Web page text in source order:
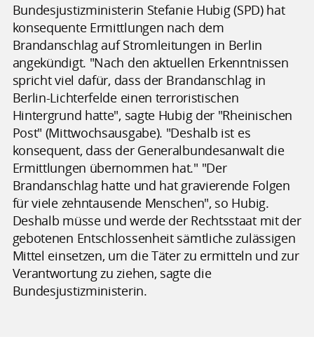
Bundesjustizministerin Stefanie Hubig (SPD) hat
konsequente Ermittlungen nach dem
Brandanschlag auf Stromleitungen in Berlin
angekündigt. "Nach den aktuellen Erkenntnissen
spricht viel dafür, dass der Brandanschlag in
Berlin-Lichterfelde einen terroristischen
Hintergrund hatte", sagte Hubig der "Rheinischen
Post" (Mittwochsausgabe). "Deshalb ist es
konsequent, dass der Generalbundesanwalt die
Ermittlungen übernommen hat." "Der
Brandanschlag hatte und hat gravierende Folgen
für viele zehntausende Menschen", so Hubig.
Deshalb müsse und werde der Rechtsstaat mit der
gebotenen Entschlossenheit sämtliche zulässigen
Mittel einsetzen, um die Täter zu ermitteln und zur
Verantwortung zu ziehen, sagte die
Bundesjustizministerin.